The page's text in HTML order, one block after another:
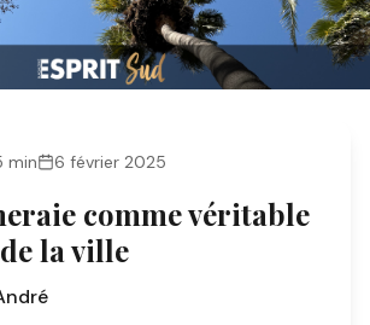
min 6 février 2025
comme véritable
la ville